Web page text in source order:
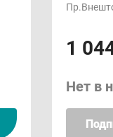
1
Нет в